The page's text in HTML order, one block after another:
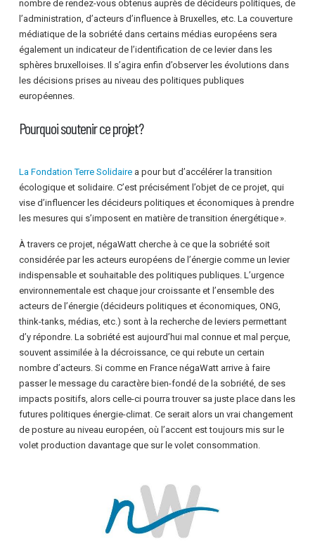
nombre de rendez-vous obtenus auprès de décideurs politiques, de
l’administration, d’acteurs d’influence à Bruxelles, etc. La couverture
médiatique de la sobriété dans certains médias européens sera
également un indicateur de l’identification de ce levier dans les
sphères bruxelloises. Il s’agira enfin d’observer les évolutions dans
les décisions prises au niveau des politiques publiques
européennes.
Pourquoi soutenir ce projet?
La Fondation Terre Solidairea pour but d’accélérer la transition
écologique et solidaire. C’est précisément l’objet de ce projet, qui
vise d’influencer les décideurs politiques et économiques à prendre
les mesures qui s’imposent en matière de transition énergétique ».
À travers ce projet, négaWatt cherche à ce que la sobriété soit
considérée par les acteurs européens de l’énergie comme un levier
indispensable et souhaitable des politiques publiques. L’urgence
environnementale est chaque jour croissante et l’ensemble des
acteurs de l’énergie (décideurs politiques et économiques, ONG,
think-tanks, médias, etc.) sont à la recherche de leviers permettant
d’y répondre. La sobriété est aujourd’hui mal connue et mal perçue,
souvent assimilée à la décroissance, ce qui rebute un certain
nombre d’acteurs. Si comme en France négaWatt arrive à faire
passer le message du caractère bien-fondé de la sobriété, de ses
impacts positifs, alors celle-ci pourra trouver sa juste place dans les
futures politiques énergie-climat. Ce serait alors un vrai changement
de posture au niveau européen, où l’accent est toujours mis sur le
volet production davantage que sur le volet consommation.